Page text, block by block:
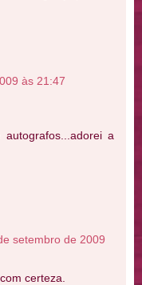
às 21:47
a
setembro de 2009
certeza.